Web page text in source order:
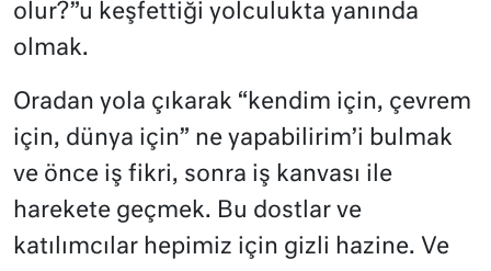
olur?”u keşfettiği yolculukta yanında
olmak.
Oradan yola çıkarak “kendim için, çevrem
için, dünya için” ne yapabilirim’i bulmak
ve önce iş fikri, sonra iş kanvası ile
harekete geçmek. Bu dostlar ve
katılımcılar hepimiz için gizli hazine. Ve